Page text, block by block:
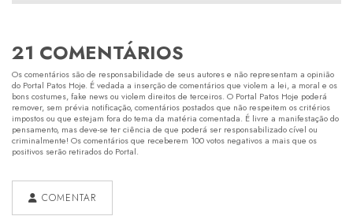
21 COMENTÁRIOS
Os comentários são de responsabilidade de seus autores e não representam a opinião
do Portal Patos Hoje. É vedada a inserção de comentários que violem a lei, a moral e os
bons costumes, fake news ou violem direitos de terceiros. O Portal Patos Hoje poderá
remover, sem prévia notificação, comentários postados que não respeitem os critérios
impostos ou que estejam fora do tema da matéria comentada. É livre a manifestação do
pensamento, mas deve-se ter ciência de que poderá ser responsabilizado cível ou
criminalmente! Os comentários que receberem 100 votos negativos a mais que os
positivos serão retirados do Portal.
COMENTAR